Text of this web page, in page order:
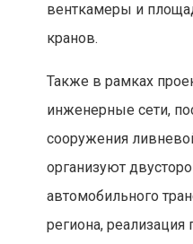
венткамеры и
кранов.
Также в рамках
инженерные сети,
сооружения
организуют
автомобильного
региона, реализация